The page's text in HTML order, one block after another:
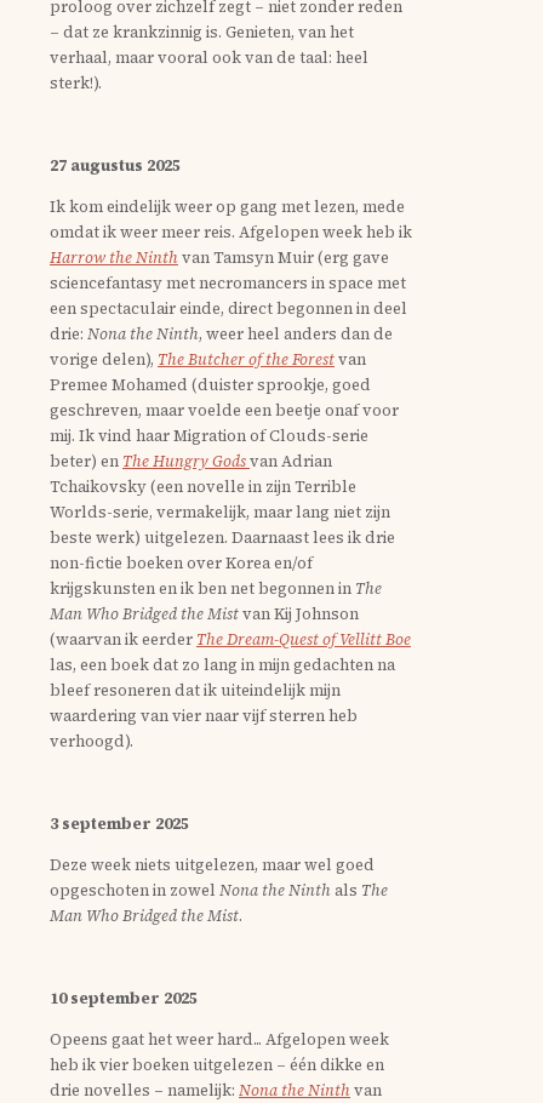
proloog over zichzelf zegt – niet zonder reden
– dat ze krankzinnig is. Genieten, van het
verhaal, maar vooral ook van de taal: heel
sterk!).
27 augustus 2025
Ik kom eindelijk weer op gang met lezen, mede
omdat ik weer meer reis. Afgelopen week heb ik
Harrow the Ninthvan Tamsyn Muir (erg gave
sciencefantasy met necromancers in space met
een spectaculair einde, direct begonnen in deel
drie: Nona the Ninth, weer heel anders dan de
vorige delen), The Butcher of the Forestvan
Premee Mohamed (duister sprookje, goed
geschreven, maar voelde een beetje onaf voor
mij. Ik vind haar Migration of Clouds-serie
beter) en The Hungry Godsvan Adrian
Tchaikovsky (een novelle in zijn Terrible
Worlds-serie, vermakelijk, maar lang niet zijn
beste werk) uitgelezen. Daarnaast lees ik drie
non-fictie boeken over Korea en/of
krijgskunsten en ik ben net begonnen in The
Man Who Bridged the Mistvan Kij Johnson
(waarvan ik eerder The Dream-Quest of Vellitt Boe
las, een boek dat zo lang in mijn gedachten na
bleef resoneren dat ik uiteindelijk mijn
waardering van vier naar vijf sterren heb
verhoogd).
3 september 2025
Deze week niets uitgelezen, maar wel goed
opgeschoten in zowel Nona the Ninthals The
Man Who Bridged the Mist.
10 september 2025
Opeens gaat het weer hard... Afgelopen week
heb ik vier boeken uitgelezen – één dikke en
drie novelles – namelijk: Nona the Ninthvan